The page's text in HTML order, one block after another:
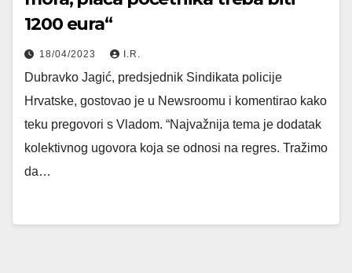
1200 eura“
18/04/2023 I.R.
Dubravko Jagić, predsjednik Sindikata policije
Hrvatske, gostovao je u Newsroomu i komentirao kako
teku pregovori s Vladom. “Najvažnija tema je dodatak
kolektivnog ugovora koja se odnosi na regres. Tražimo
da…